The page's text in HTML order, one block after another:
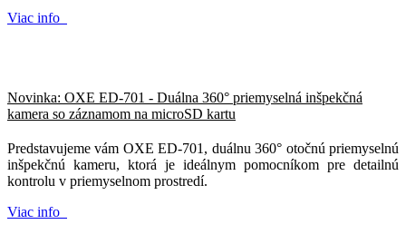
Viac info
Novinka: OXE ED-701 - Duálna 360° priemyselná inšpekčná
kamera so záznamom na microSD kartu
Predstavujeme vám OXE ED-701, duálnu 360° otočnú priemyselnú
inšpekčnú kameru, ktorá je ideálnym pomocníkom pre detailnú
kontrolu v priemyselnom prostredí.
Viac info